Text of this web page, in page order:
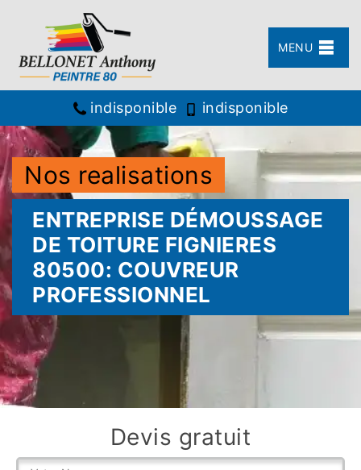
MENU
indisponible indisponible
Nos realisations
ENTREPRISE DÉMOUSSAGE
DE TOITURE FIGNIERES
80500: COUVREUR
PROFESSIONNEL
Devis gratuit